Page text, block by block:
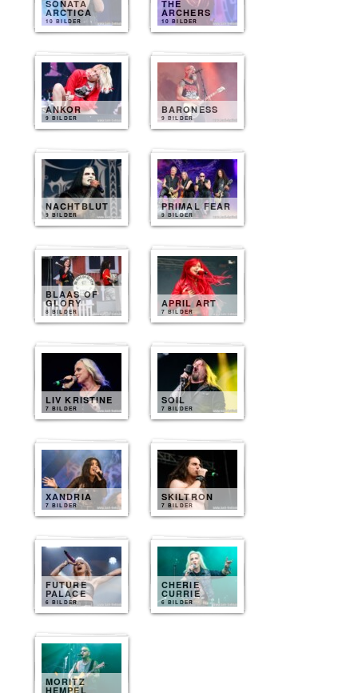
SONATA
ARCTICA
10 BILDER
THE
ARCHERS
10 BILDER
ANKOR
9 BILDER
BARONESS
9 BILDER
NACHTBLUT
9 BILDER
PRIMAL FEAR
9 BILDER
BLAAS OF
GLORY
8 BILDER
APRIL ART
7 BILDER
LIV KRISTINE
7 BILDER
SOIL
7 BILDER
XANDRIA
7 BILDER
SKILTRON
7 BILDER
FUTURE
PALACE
6 BILDER
CHERIE
CURRIE
6 BILDER
MORITZ
HEMPEL